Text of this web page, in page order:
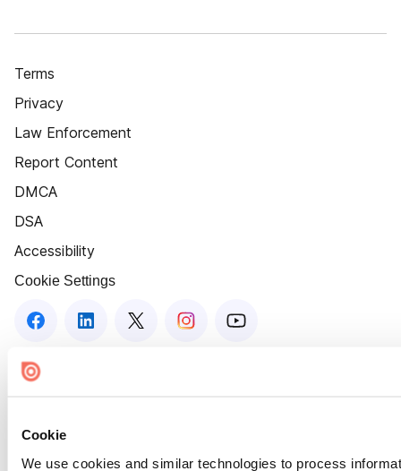
Cookie
We use cookies and similar technologies to process
Terms
Privacy
Law Enforcement
Report Content
DMCA
DSA
Accessibility
Cookie Settings